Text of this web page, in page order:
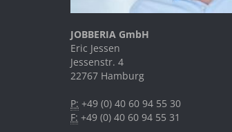
JOBBERIA GmbH
Eric Jessen
Jessenstr. 4
22767 Hamburg
P: +49 (0) 40 60 94 55 30
F: +49 (0) 40 60 94 55 31